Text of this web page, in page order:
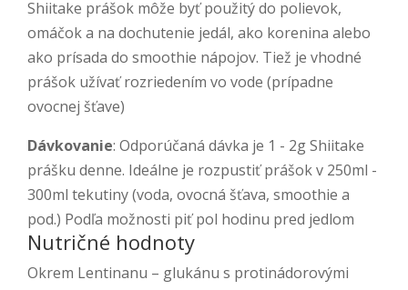
Shiitake prášok môže byť použitý do polievok,
omáčok a na dochutenie jedál, ako korenina alebo
ako prísada do smoothie nápojov. Tiež je vhodné
prášok užívať rozriedením vo vode (prípadne
ovocnej šťave)
Dávkovanie: Odporúčaná dávka je 1 - 2g Shiitake
prášku denne. Ideálne je rozpustiť prášok v 250ml -
300ml tekutiny (voda, ovocná šťava, smoothie a
pod.) Podľa možnosti piť pol hodinu pred jedlom
Nutričné hodnoty
Okrem Lentinanu – glukánu s protinádorovými